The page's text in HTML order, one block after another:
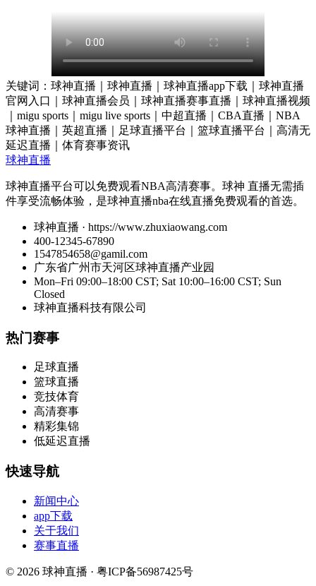
关键词：球神直播｜球神直播｜球神直播app下载｜球神直播
官网入口｜球神直播会员｜球神直播赛事直播｜球神直播视频
｜migu sports｜migu live sports｜中超直播｜CBA直播｜NBA
球神直播｜英超直播｜足球直播平台｜篮球直播平台｜高清无
延迟直播｜体育赛事资讯
球神直播
球神直播平台可以免费观看NBA高清赛事。球神 直播无需插
件享受流畅体验，是球神直播nba在线直播免费观看的首选。
球神直播 · https://www.zhuxiaowang.com
400-12345-67890
1547854658@gamil.com
广东省广州市天河区球神直播产业园
Mon–Fri 09:00–18:00 CST; Sat 10:00–16:00 CST; Sun
Closed
球神直播科技有限公司
热门赛事
足球直播
篮球直播
竞技体育
高清赛事
精彩集锦
低延迟直播
快速导航
新闻中心
app下载
关于我们
赛事直播
© 2026 球神直播 · 粤ICP备56987425号